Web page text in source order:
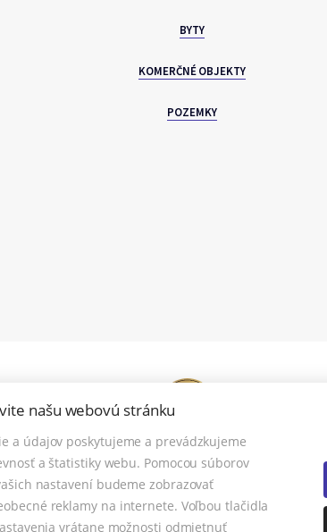
BYTY
KOMERČNÉ OBJEKTY
POZEMKY
© 2026 - TOREA s.r.o.
85, TOPOĽČANY 955 01, Tel.: 0915 409 737 , Mobil: 0915
NASTAVENIE COOKIES
našu webovú stránku
a údajov poskytujeme a prevádzkujeme
a štatistiky webu. Pomocou súborov
nastavení budeme zobrazovať
reklamy na internete. Voľbou tlačidla
vrátane možnosti odmietnuť